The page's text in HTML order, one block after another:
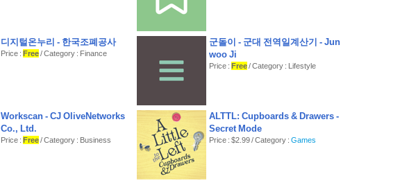
디지털온누리 - 한국조폐공사
Price : Free/ Category : Finance
군돌이 - 군대 전역일계산기 - Jun
woo Ji
Price : Free/ Category : Lifestyle
Workscan - CJ OliveNetworks
Co., Ltd.
Price : Free/ Category : Business
ALTTL: Cupboards & Drawers -
Secret Mode
Price : $2.99 / Category : Games